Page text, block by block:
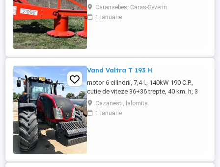
prelata, cheie de cutite Transport in toate
judetele
Caransebes, Caras-Severin
1 ianuarie
Vand Valtra T 193 H
motor 6 cilindrii, 7,4 l., 140kW 190 C.P.,
cutie de viteze 36+36 trepte, 40 km. h, 3
prize hidraulice, 650 65 r 42 spate, 540 65 r
30, 6.240 ore, an 2013, TVA inclus în preț.
Cazanesti, Ialomita
1 ianuarie